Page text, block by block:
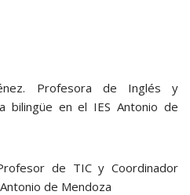
Profesora de Inglés y
bilingüe en el IES Antonio de
de TIC y Coordinador
de Mendoza